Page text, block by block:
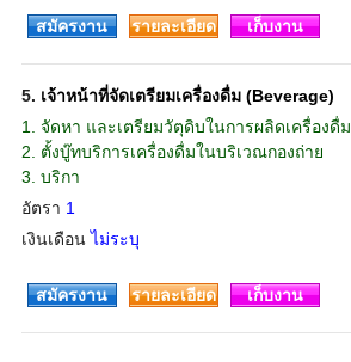
สมัครงาน
รายละเอียด เก็บงาน
5. เจ้าหน้าที่จัดเตรียมเครื่องดื่ม (Beverage)
1. จัดหา และเตรียมวัตุดิบในการผลิดเครื่องดื่ม
2. ตั้งบู๊ทบริการเครื่องดื่มในบริเวณกองถ่าย
3. บริกา
อัตรา 1
เงินเดือนไม่ระบุ
สมัครงาน
รายละเอียด เก็บงาน